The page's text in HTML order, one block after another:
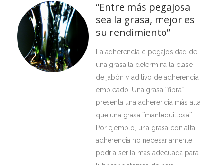
“Entre más pegajosa
sea la grasa, mejor es
su rendimiento”
La adherencia o pegajosidad de
una grasa la determina la clase
de jabón y aditivo de adherencia
empleado. Una grasa ``fibra``
presenta una adherencia más alta
que una grasa ``mantequillosa``.
Por ejemplo, una grasa con alta
adherencia no necesariamente
podría ser la más adecuada para